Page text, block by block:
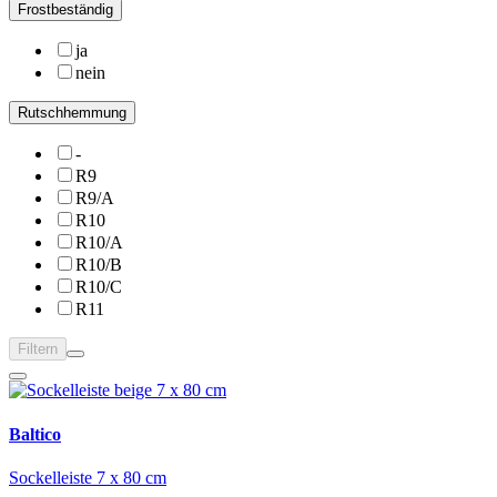
Frostbeständig
ja
nein
Rutschhemmung
-
R9
R9/A
R10
R10/A
R10/B
R10/C
R11
Filtern
Baltico
Sockelleiste 7 x 80 cm